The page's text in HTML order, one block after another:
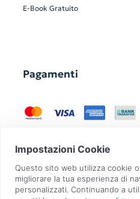
E-Book Gratuito
Pagamenti
GadgetZilla è un Brand di Overbi S.r.l.|
i diritti riservati |